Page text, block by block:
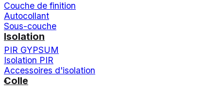
Couche de finition
Autocollant
Sous-couche
Isolation
PIR GYPSUM
Isolation PIR
Accessoires d'isolation
Colle